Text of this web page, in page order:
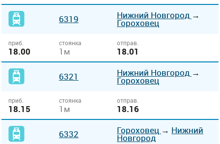
6319 Нижний Новгород →
Гороховец
приб.
18.00
стоянка
1м
отправ.
18.01
6321 Нижний Новгород →
Гороховец
приб.
18.15
стоянка
1м
отправ.
18.16
6332 Гороховец → Нижний
Новгород